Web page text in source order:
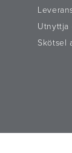
Utnyttja
Skötsel